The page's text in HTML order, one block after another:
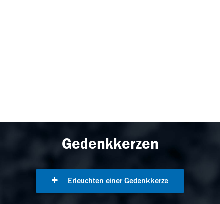
Gedenkkerzen
Erleuchten einer Gedenkkerze